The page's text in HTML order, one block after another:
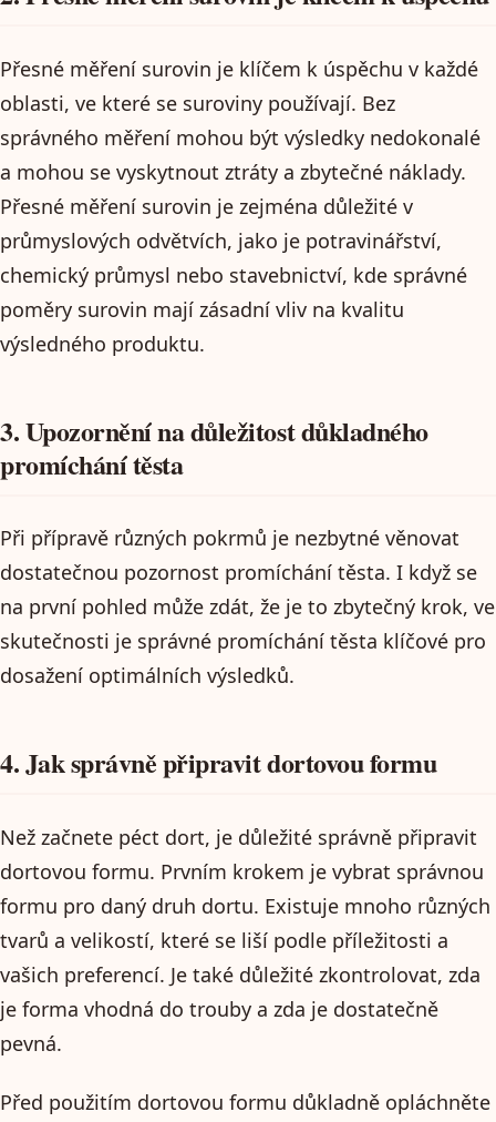
Přesné měření surovin je klíčem k úspěchu v každé
oblasti, ve které se suroviny používají. Bez
správného měření mohou být výsledky nedokonalé
a mohou se vyskytnout ztráty a zbytečné náklady.
Přesné měření surovin je zejména důležité v
průmyslových odvětvích, jako je potravinářství,
chemický průmysl nebo stavebnictví, kde správné
poměry surovin mají zásadní vliv na kvalitu
výsledného produktu.
3. Upozornění na důležitost důkladného
promíchání těsta
Při přípravě různých pokrmů je nezbytné věnovat
dostatečnou pozornost promíchání těsta. I když se
na první pohled může zdát, že je to zbytečný krok, ve
skutečnosti je správné promíchání těsta klíčové pro
dosažení optimálních výsledků.
4. Jak správně připravit dortovou formu
Než začnete péct dort, je důležité správně připravit
dortovou formu. Prvním krokem je vybrat správnou
formu pro daný druh dortu. Existuje mnoho různých
tvarů a velikostí, které se liší podle příležitosti a
vašich preferencí. Je také důležité zkontrolovat, zda
je forma vhodná do trouby a zda je dostatečně
pevná.
Před použitím dortovou formu důkladně opláchněte